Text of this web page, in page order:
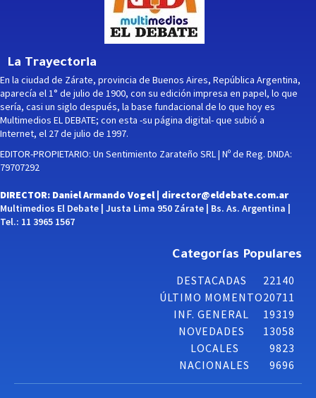
La Trayectoria
En la ciudad de Zárate, provincia de Buenos Aires, República Argentina,
aparecía el 1° de julio de 1900, con su edición impresa en papel, lo que
sería, casi un siglo después, la base fundacional de lo que hoy es
Multimedios EL DEBATE; con esta -su página digital- que subió a
Internet, el 27 de julio de 1997.
EDITOR-PROPIETARIO: Un Sentimiento Zarateño SRL | Nº de Reg. DNDA:
79707292
DIRECTOR: Daniel Armando Vogel | director@eldebate.com.ar
Multimedios El Debate | Justa Lima 950 Zárate | Bs. As. Argentina |
Tel.: 11 3965 1567
Categorías Populares
DESTACADAS
22140
ÚLTIMO MOMENTO20711
INF. GENERAL
19319
NOVEDADES
13058
LOCALES
9823
NACIONALES
9696